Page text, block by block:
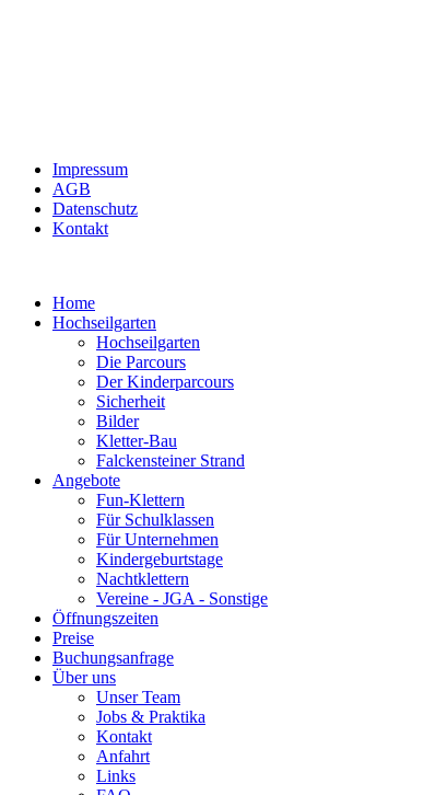
Impressum
AGB
Datenschutz
Kontakt
Home
Hochseilgarten
Hochseilgarten
Die Parcours
Der Kinderparcours
Sicherheit
Bilder
Kletter-Bau
Falckensteiner Strand
Angebote
Fun-Klettern
Für Schulklassen
Für Unternehmen
Kindergeburtstage
Nachtklettern
Vereine - JGA - Sonstige
Öffnungszeiten
Preise
Buchungsanfrage
Über uns
Unser Team
Jobs & Praktika
Kontakt
Anfahrt
Links